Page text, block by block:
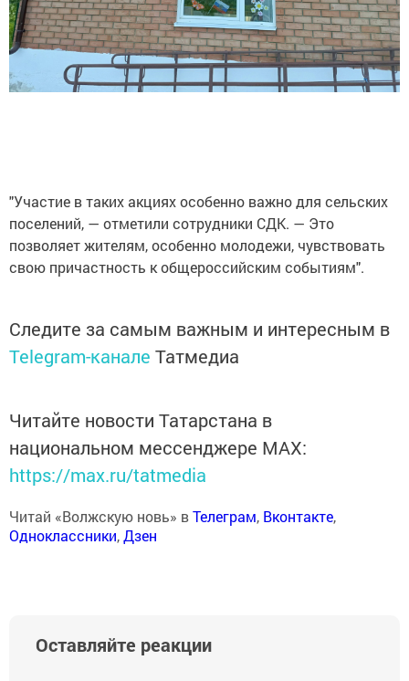
"Участие в таких акциях особенно важно для сельских
поселений, — отметили сотрудники СДК. — Это
позволяет жителям, особенно молодежи, чувствовать
свою причастность к общероссийским событиям".
Следите за самым важным и интересным в
Telegram-канале Татмедиа
Читайте новости Татарстана в
национальном мессенджере MАХ:
https://max.ru/tatmedia
Читай «Волжскую новь» вТелеграм, Вконтакте,
Одноклассники,Дзен
Оставляйте реакции